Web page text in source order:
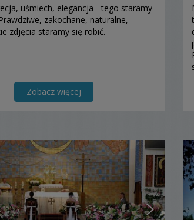
uśmiech, elegancja - tego staramy
zakochane, naturalne,
zdjęcia staramy się robić.
Zobacz więcej